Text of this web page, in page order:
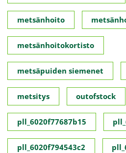
metsänhoito
metsänhoitokortisto
metsäpuiden siemenet
metsitys outofstock
pll_6020f77687b15
pll_6020f794543c2